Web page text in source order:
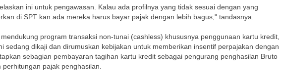
ini untuk pengawasan. ‎Kalau ada profilnya yang tidak sesuai dengan yang
di SPT kan ada mereka harus bayar pajak dengan lebih bagus," tandasnya.
program transaksi non-tunai (cashless) khususnya penggunaan kartu kredit,
sedang dikaji dan dirumuskan kebijakan untuk memberikan insentif perpajakan dengan
sebagian pembayaran tagihan kartu kredit sebagai pengurang penghasilan Bruto
perhitungan pajak penghasilan.